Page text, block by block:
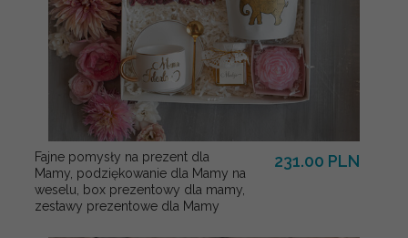
Fajne pomysły na prezent dla
Mamy, podziękowanie dla Mamy na
weselu, box prezentowy dla mamy,
zestawy prezentowe dla Mamy
231.00 PLN